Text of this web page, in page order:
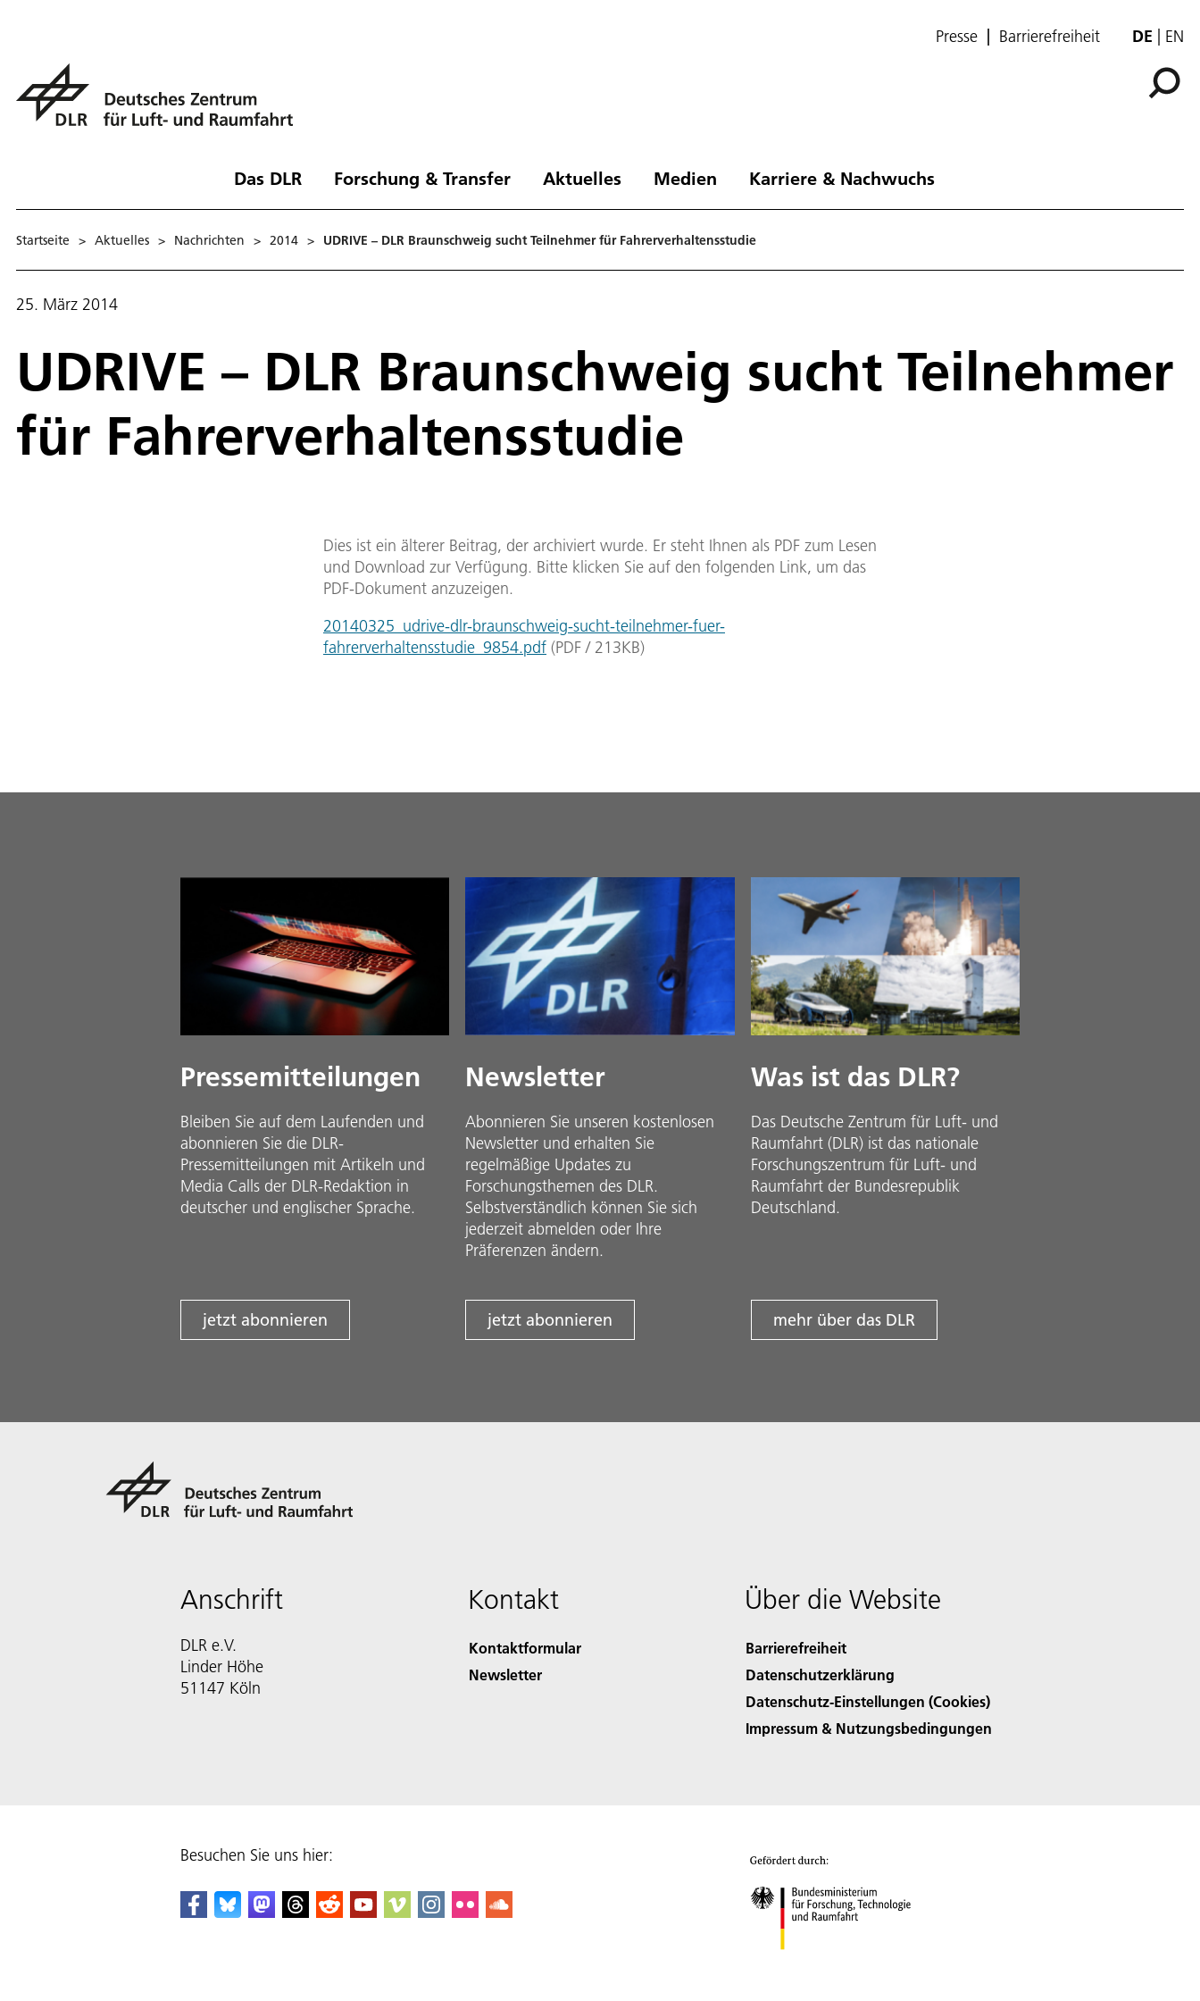
Presse Barrierefreiheit DE EN
Das DLR Forschung & Transfer Aktuelles Medien Karriere & Nachwuchs
Startseite > Aktuelles > Nachrichten > 2014 > UDRIVE – DLR Braunschweig sucht Teilnehmer für Fahrerverhaltensstudie
25. März 2014
UDRIVE – DLR Braunschweig sucht Teilnehmer
für Fahrerverhaltensstudie
Dies ist ein älterer Beitrag, der archiviert wurde. Er steht Ihnen als PDF zum Lesen
und Download zur Verfügung. Bitte klicken Sie auf den folgenden Link, um das
PDF-Dokument anzuzeigen.
20140325_udrive-dlr-braunschweig-sucht-teilnehmer-fuer-
fahrerverhaltensstudie_9854.pdf (PDF / 213KB)
Pressemitteilungen
Bleiben Sie auf dem Laufenden und
abonnieren Sie die DLR-
Pressemitteilungen mit Artikeln und
Media Calls der DLR-Redaktion in
deutscher und englischer Sprache.
jetzt abonnieren
Newsletter
Abonnieren Sie unseren kostenlosen
Newsletter und erhalten Sie
regelmäßige Updates zu
Forschungsthemen des DLR.
Selbstverständlich können Sie sich
jederzeit abmelden oder Ihre
Präferenzen ändern.
jetzt abonnieren
Was ist das DLR?
Das Deutsche Zentrum für Luft- und
Raumfahrt (DLR) ist das nationale
Forschungszentrum für Luft- und
Raumfahrt der Bundesrepublik
Deutschland.
mehr über das DLR
Anschrift
DLR e.V.
Linder Höhe
51147 Köln
Kontakt
Kontaktformular
Newsletter
Über die Website
Barrierefreiheit
Datenschutzerklärung
Datenschutz-Einstellungen (Cookies)
Impressum & Nutzungsbedingungen
Besuchen Sie uns hier: